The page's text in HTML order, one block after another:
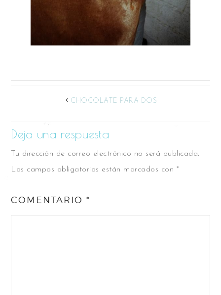
CHOCOLATE PARA DOS
Deja una respuesta
Tu dirección de correo electrónico no será publicada.
Los campos obligatorios están marcados con *
COMENTARIO*